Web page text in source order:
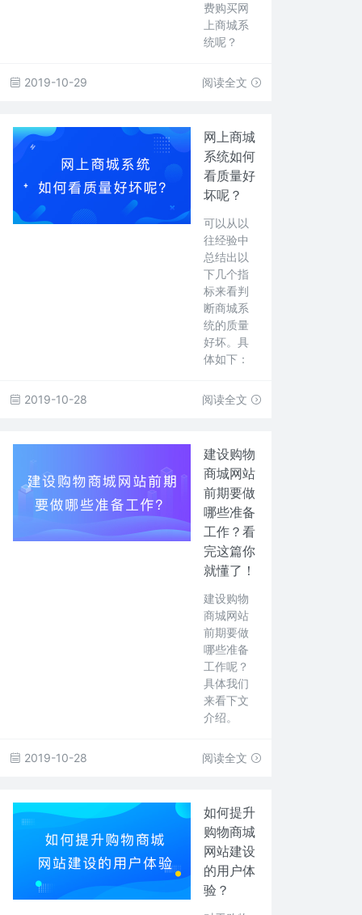
费购买网
上商城系
统呢？
2019-10-29 阅读全文
网上商城
系统如何
看质量好
坏呢？
可以从以
往经验中
总结出以
下几个指
标来看判
断商城系
统的质量
好坏。具
体如下：
2019-10-28 阅读全文
建设购物
商城网站
前期要做
哪些准备
工作？看
完这篇你
就懂了！
建设购物
商城网站
前期要做
哪些准备
工作呢？
具体我们
来看下文
介绍。
2019-10-28 阅读全文
如何提升
购物商城
网站建设
的用户体
验？